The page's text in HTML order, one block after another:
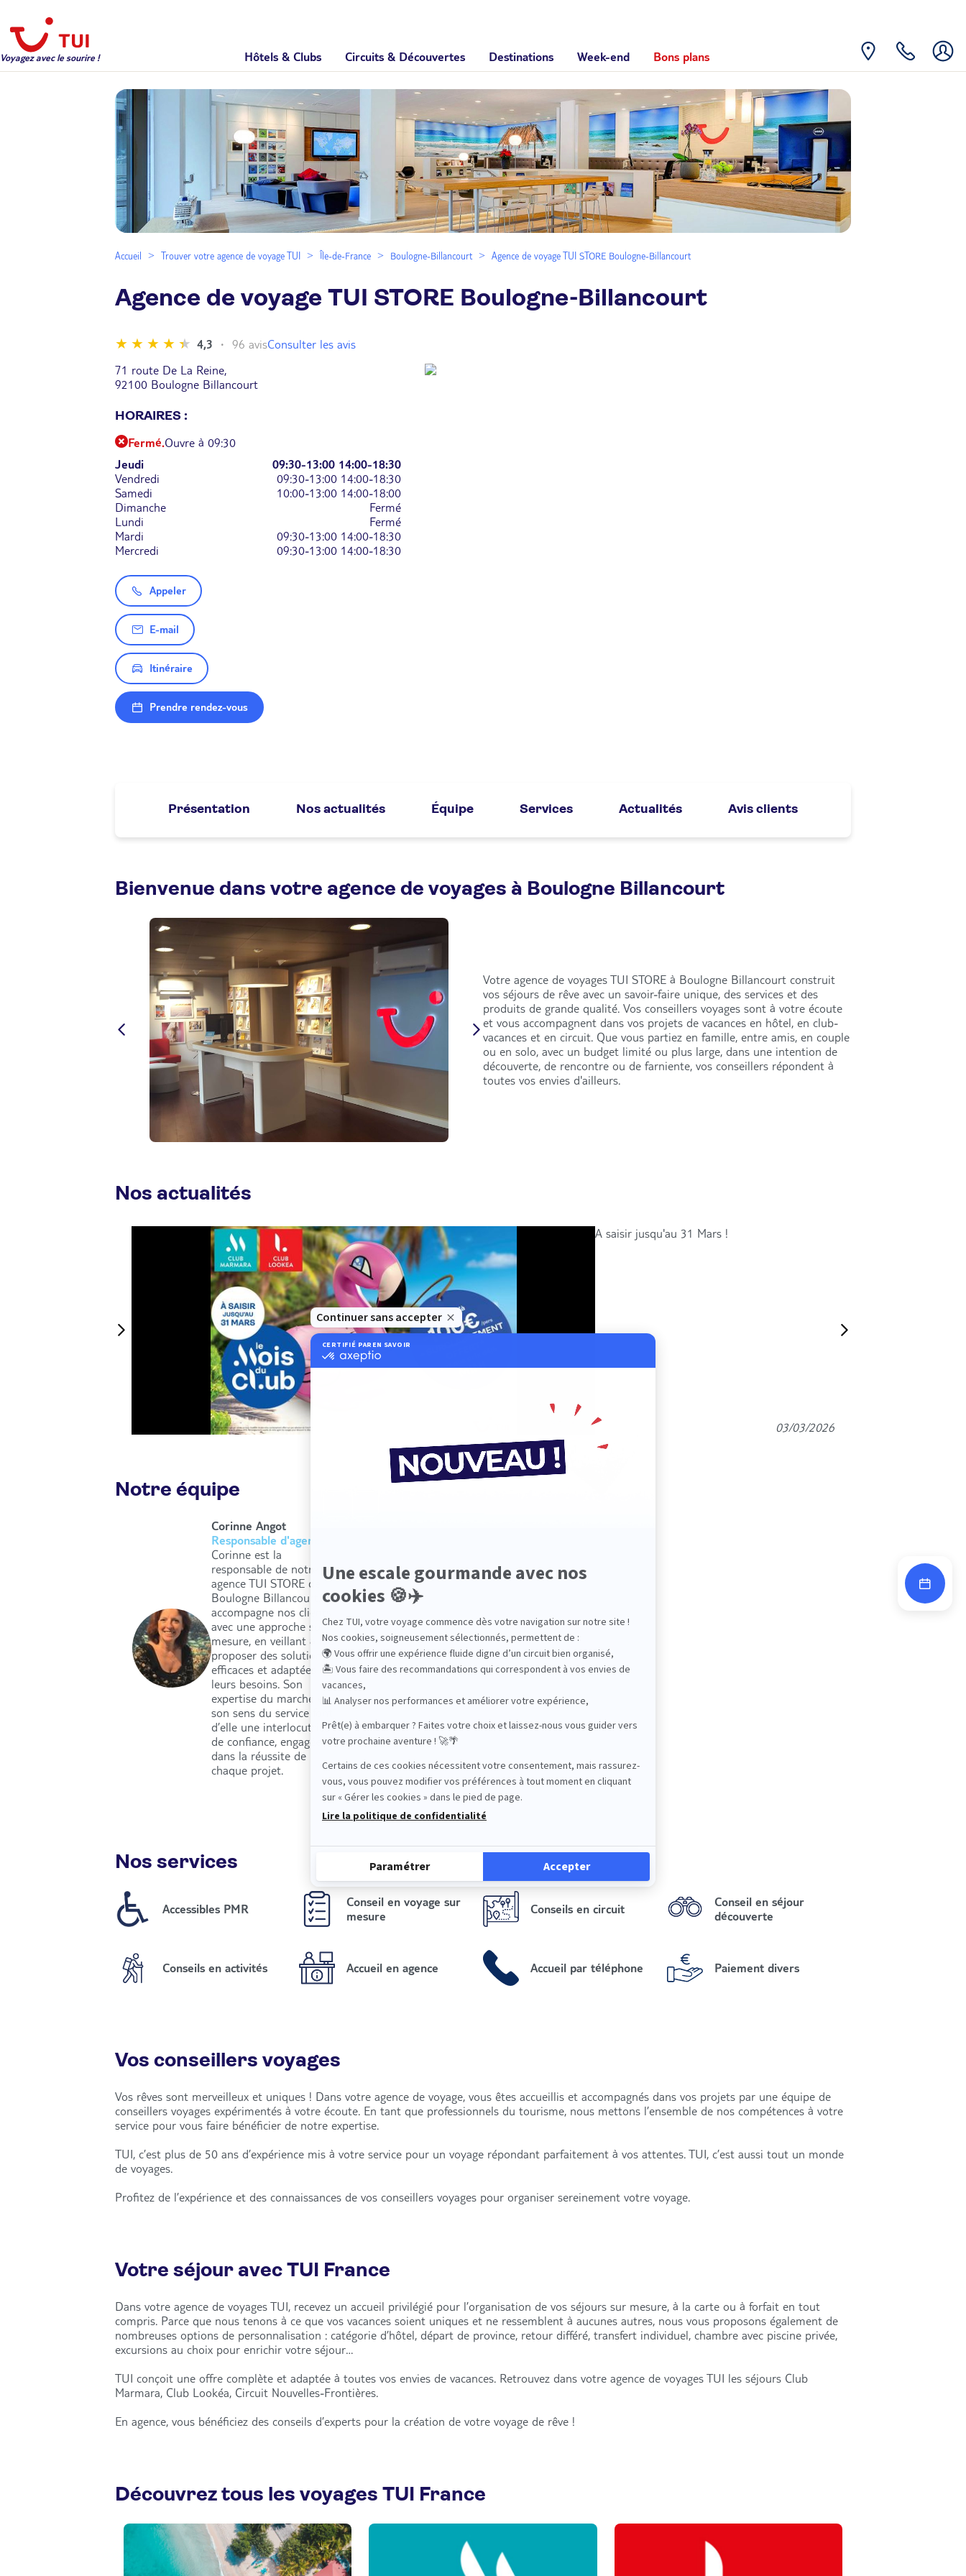
Voyagez avec le sourire ! Hôtels & Clubs Circuits & Découvertes Destinations Week-end Bons plans
Accueil Trouver votre agence de voyage TUI Île-de-France Boulogne-Billancourt Agence de voyage TUI STORE Boulogne-Billancourt
Agence de voyage TUI STORE Boulogne-Billancourt
4,3 96 avisConsulter les avis
71 route De La Reine,
92100 Boulogne Billancourt
HORAIRES :
Fermé.Ouvre à 09:30
Jeudi
09:30-13:00 14:00-18:30
Vendredi
09:30-13:00 14:00-18:30
Samedi
10:00-13:00 14:00-18:00
Dimanche
Fermé
Lundi
Fermé
Mardi
09:30-13:00 14:00-18:30
Mercredi
09:30-13:00 14:00-18:30
Appeler
E-mail
Itinéraire
Prendre rendez-vous
Présentation Nos actualités Équipe Services Actualités Avis clients
Bienvenue dans votre agence de voyages à Boulogne Billancourt
Votre agence de voyages TUI STORE à Boulogne Billancourt construit
vos séjours de rêve avec un savoir-faire unique, des services et des
produits de grande qualité. Vos conseillers voyages sont à votre écoute
et vous accompagnent dans vos projets de vacances en hôtel, en club-
vacances et en circuit. Que vous partiez en famille, entre amis, en couple
ou en solo, avec un budget limité ou plus large, dans une intention de
découverte, de rencontre ou de farniente, vos conseillers répondent à
toutes vos envies d'ailleurs.
Nos actualités
A saisir jusqu'au 31 Mars !
03/03/2026
Notre équipe
Corinne Angot
Responsable d'agence
Corinne est la
responsable de notre
agence TUI STORE de
Boulogne Billancourt. Elle
accompagne nos clients
avec une approche sur
mesure, en veillant à leur
proposer des solutions
efficaces et adaptées à
leurs besoins. Son
expertise du marché et
son sens du service font
d’elle une interlocutrice
de confiance, engagée
dans la réussite de
chaque projet.
Nos services
Accessibles PMR
Conseil en voyage sur
mesure
Conseils en circuit
Conseil en séjour
découverte
Conseils en activités Accueil en agence Accueil par téléphone Paiement divers
Vos conseillers voyages
Vos rêves sont merveilleux et uniques ! Dans votre agence de voyage, vous êtes accueillis et accompagnés dans vos projets par une équipe de
conseillers voyages expérimentés à votre écoute. En tant que professionnels du tourisme, nous mettons l’ensemble de nos compétences à votre
service pour vous faire bénéficier de notre expertise.
TUI, c’est plus de 50 ans d’expérience mis à votre service pour un voyage répondant parfaitement à vos attentes. TUI, c’est aussi tout un monde
de voyages.
Profitez de l’expérience et des connaissances de vos conseillers voyages pour organiser sereinement votre voyage.
Votre séjour avec TUI France
Dans votre agence de voyages TUI, recevez un accueil privilégié pour l’organisation de vos séjours sur mesure, à la carte ou à forfait en tout
compris. Parce que nous tenons à ce que vos vacances soient uniques et ne ressemblent à aucunes autres, nous vous proposons également de
nombreuses options de personnalisation : catégorie d’hôtel, départ de province, retour différé, transfert individuel, chambre avec piscine privée,
excursions au choix pour enrichir votre séjour…
TUI conçoit une offre complète et adaptée à toutes vos envies de vacances. Retrouvez dans votre agence de voyages TUI les séjours Club
Marmara, Club Lookéa, Circuit Nouvelles-Frontières.
En agence, vous bénéficiez des conseils d’experts pour la création de votre voyage de rêve !
Découvrez tous les voyages TUI France